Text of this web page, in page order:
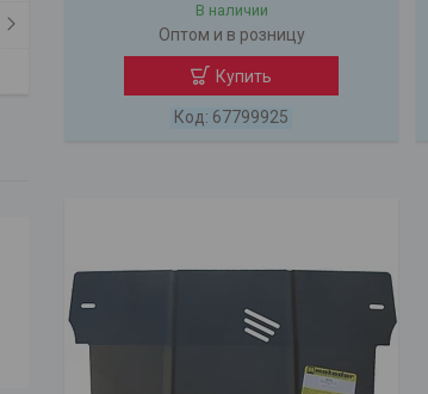
В наличии
Оптом и в розницу
Купить
67799925